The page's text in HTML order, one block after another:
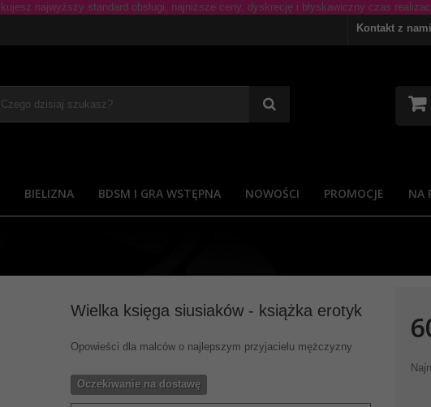
Kontakt z nami
BIELIZNA BDSM I GRA WSTĘPNA NOWOŚCI PROMOCJE NA
Wielka księga siusiaków - książka erotyk
Opowieści dla malców o najlepszym przyjacielu mężczyzny
Oczekiwanie na dostawę